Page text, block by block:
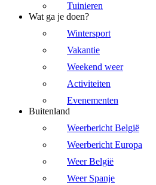
Tuinieren
Wat ga je doen?
Wintersport
Vakantie
Weekend weer
Activiteiten
Evenementen
Buitenland
Weerbericht België
Weerbericht Europa
Weer België
Weer Spanje